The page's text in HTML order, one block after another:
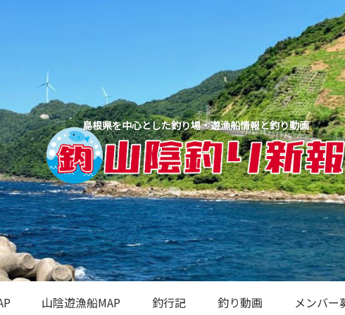
島根県を中心とした釣り場・遊漁船情報と釣り動画
山陰遊漁船MAP 釣行記 釣り動画 メンバー